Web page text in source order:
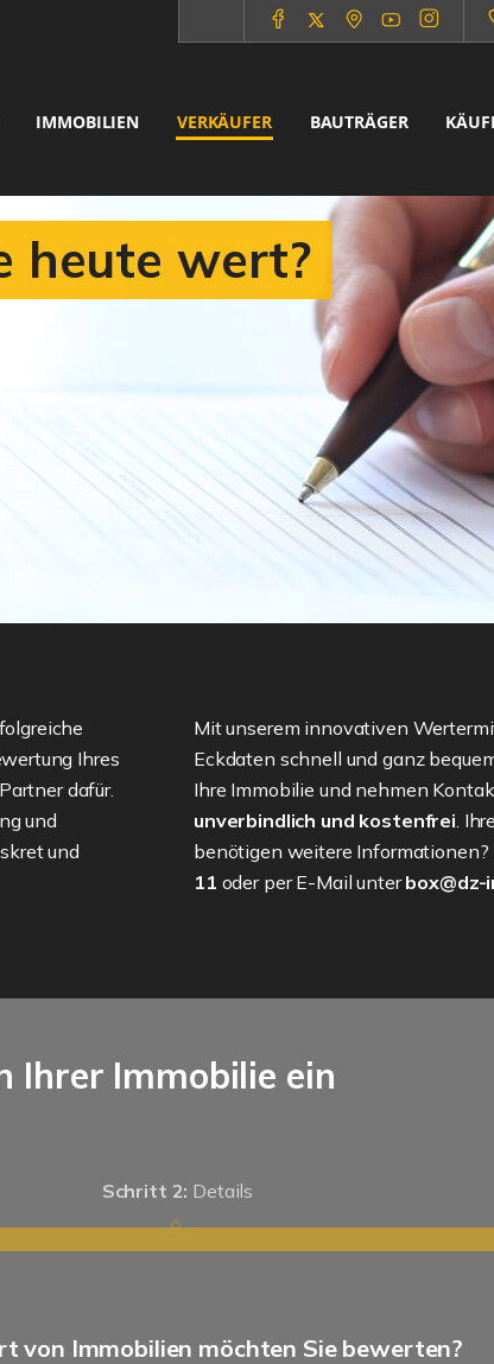
IMMOBILIEN VERKÄUFER BAUTRÄGER
heute wert?
Ihres
dafür.
und
und
Mit unserem innovativen
Eckdaten schnell und ganz
Ihre Immobilie und nehmen
unverbindlich und kostenfrei.
benötigen weitere
11 oder per E-Mail unterbox@dz-
Ihrer Immobilie ein
Schritt 2: Details
von Immobilien möchten Sie bewerten?